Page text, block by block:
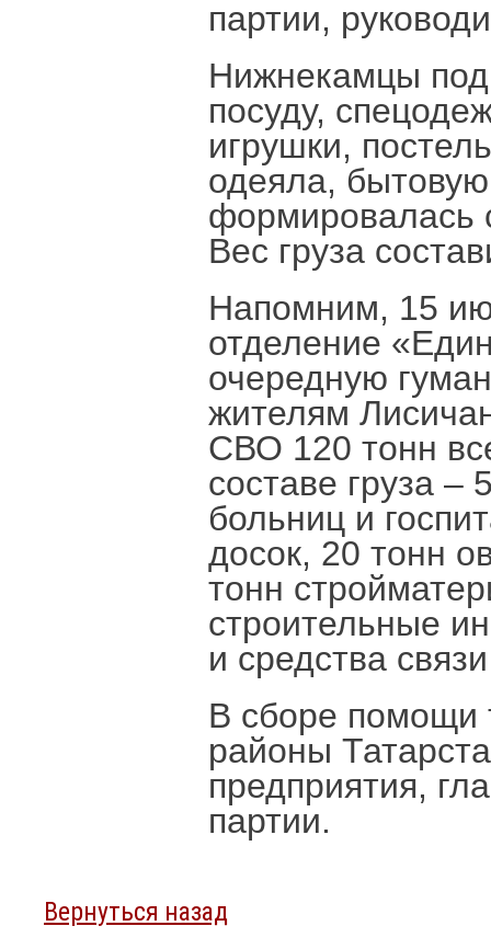
партии,
Нижнекамцы
посуду,
игрушки,
одеяла,
формировалась
Вес груза
Напомним, 15
отделение
очередную
жителям
СВО 120 тонн
составе груза –
больниц и
досок, 20 тонн
тонн
строительные
и средства
В сборе помощи
районы
предприятия,
партии.
Вернуться назад